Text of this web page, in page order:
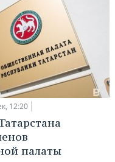
12:20
палаты